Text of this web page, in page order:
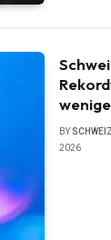
BY
2026